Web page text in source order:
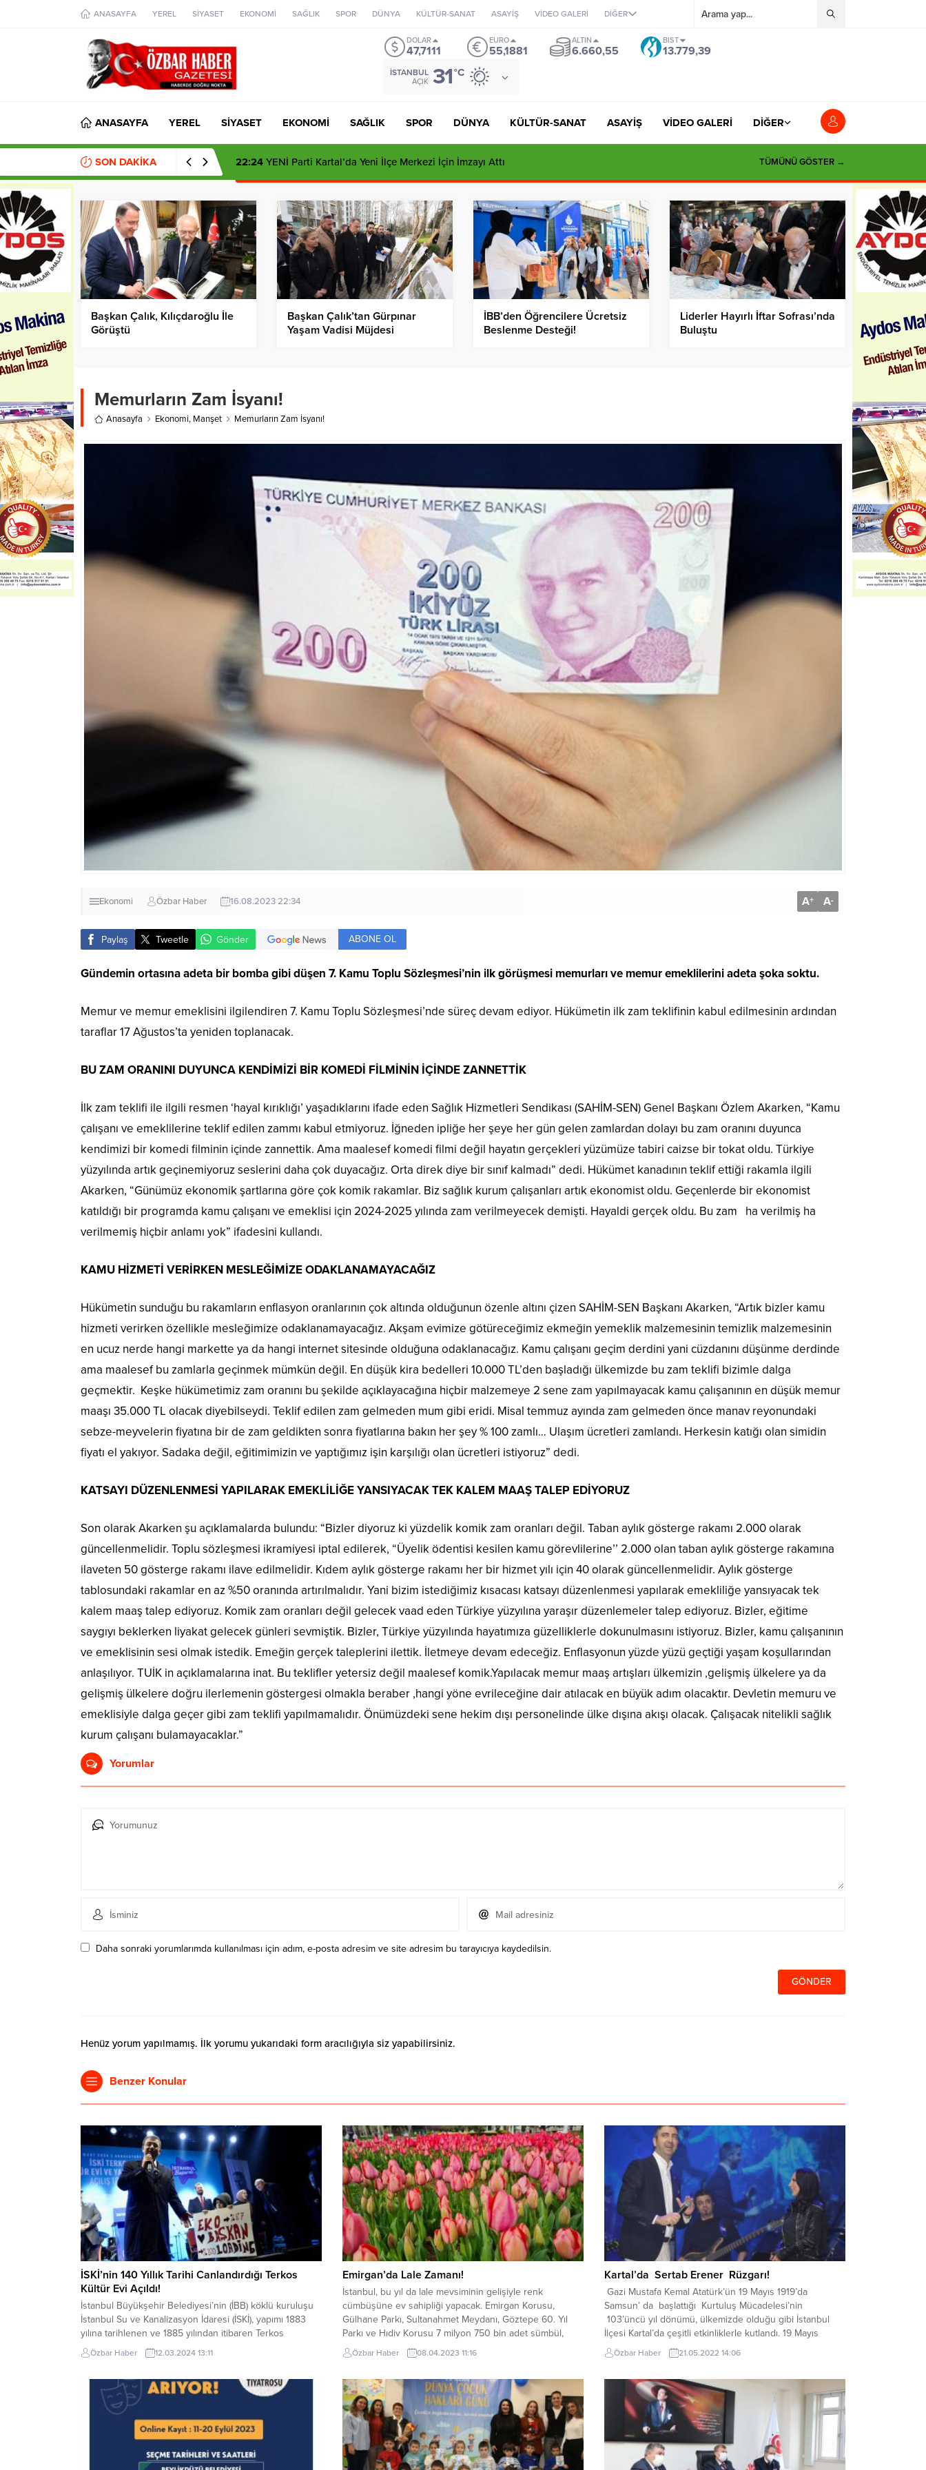
ANASAYFA YEREL SİYASET EKONOMİ SAĞLIK SPOR DÜNYA KÜLTÜR-SANAT ASAYİŞ VİDEO GALERİ DİĞER
DOLAR
47,7111
EURO
55,1881
ALTIN
6.660,55
BIST
13.779,39
İSTANBUL
AÇIK 31°C
ANASAYFA YEREL SİYASET EKONOMİ SAĞLIK SPOR DÜNYA KÜLTÜR-SANAT ASAYİŞ VİDEO GALERİ DİĞER
SON DAKİKA 22:24 YENİ Parti Kartal’da Yeni İlçe Merkezi İçin İmzayı Attı TÜMÜNÜ GÖSTER →
Başkan Çalık, Kılıçdaroğlu İle
Görüştü
Başkan Çalık’tan Gürpınar
Yaşam Vadisi Müjdesi
İBB’den Öğrencilere Ücretsiz
Beslenme Desteği!
Liderler Hayırlı İftar Sofrası’nda
Buluştu
Memurların Zam İsyanı!
Anasayfa Ekonomi, Manşet Memurların Zam İsyanı!
Ekonomi Özbar Haber 16.08.2023 22:34 A+ A-
Paylaş Tweetle Gönder ABONE OL
Gündemin ortasına adeta bir bomba gibi düşen 7. Kamu Toplu Sözleşmesi’nin ilk görüşmesi memurları ve memur emeklilerini adeta şoka soktu.
Memur ve memur emeklisini ilgilendiren 7. Kamu Toplu Sözleşmesi’nde süreç devam ediyor. Hükümetin ilk zam teklifinin kabul edilmesinin ardından
taraflar 17 Ağustos’ta yeniden toplanacak.
BU ZAM ORANINI DUYUNCA KENDİMİZİ BİR KOMEDİ FİLMİNİN İÇİNDE ZANNETTİK
İlk zam teklifi ile ilgili resmen ‘hayal kırıklığı’ yaşadıklarını ifade eden Sağlık Hizmetleri Sendikası (SAHİM-SEN) Genel Başkanı Özlem Akarken, “Kamu
çalışanı ve emeklilerine teklif edilen zammı kabul etmiyoruz. İğneden ipliğe her şeye her gün gelen zamlardan dolayı bu zam oranını duyunca
kendimizi bir komedi filminin içinde zannettik. Ama maalesef komedi filmi değil hayatın gerçekleri yüzümüze tabiri caizse bir tokat oldu. Türkiye
yüzyılında artık geçinemiyoruz seslerini daha çok duyacağız. Orta direk diye bir sınıf kalmadı” dedi. Hükümet kanadının teklif ettiği rakamla ilgili
Akarken, “Günümüz ekonomik şartlarına göre çok komik rakamlar. Biz sağlık kurum çalışanları artık ekonomist oldu. Geçenlerde bir ekonomist
katıldığı bir programda kamu çalışanı ve emeklisi için 2024-2025 yılında zam verilmeyecek demişti. Hayaldi gerçek oldu. Bu zam ha verilmiş ha
verilmemiş hiçbir anlamı yok” ifadesini kullandı.
KAMU HİZMETİ VERİRKEN MESLEĞİMİZE ODAKLANAMAYACAĞIZ
Hükümetin sunduğu bu rakamların enflasyon oranlarının çok altında olduğunun özenle altını çizen SAHİM-SEN Başkanı Akarken, “Artık bizler kamu
hizmeti verirken özellikle mesleğimize odaklanamayacağız. Akşam evimize götüreceğimiz ekmeğin yemeklik malzemesinin temizlik malzemesinin
en ucuz nerde hangi markette ya da hangi internet sitesinde olduğuna odaklanacağız. Kamu çalışanı geçim derdini yani cüzdanını düşünme derdinde
ama maalesef bu zamlarla geçinmek mümkün değil. En düşük kira bedelleri 10.000 TL’den başladığı ülkemizde bu zam teklifi bizimle dalga
geçmektir. Keşke hükümetimiz zam oranını bu şekilde açıklayacağına hiçbir malzemeye 2 sene zam yapılmayacak kamu çalışanının en düşük memur
maaşı 35.000 TL olacak diyebilseydi. Teklif edilen zam gelmeden mum gibi eridi. Misal temmuz ayında zam gelmeden önce manav reyonundaki
sebze-meyvelerin fiyatına bir de zam geldikten sonra fiyatlarına bakın her şey % 100 zamlı… Ulaşım ücretleri zamlandı. Herkesin katığı olan simidin
fiyatı el yakıyor. Sadaka değil, eğitimimizin ve yaptığımız işin karşılığı olan ücretleri istiyoruz” dedi.
KATSAYI DÜZENLENMESİ YAPILARAK EMEKLİLİĞE YANSIYACAK TEK KALEM MAAŞ TALEP EDİYORUZ
Son olarak Akarken şu açıklamalarda bulundu: “Bizler diyoruz ki yüzdelik komik zam oranları değil. Taban aylık gösterge rakamı 2.000 olarak
güncellenmelidir. Toplu sözleşmesi ikramiyesi iptal edilerek, “Üyelik ödentisi kesilen kamu görevlilerine’’ 2.000 olan taban aylık gösterge rakamına
ilaveten 50 gösterge rakamı ilave edilmelidir. Kıdem aylık gösterge rakamı her bir hizmet yılı için 40 olarak güncellenmelidir. Aylık gösterge
tablosundaki rakamlar en az %50 oranında artırılmalıdır. Yani bizim istediğimiz kısacası katsayı düzenlenmesi yapılarak emekliliğe yansıyacak tek
kalem maaş talep ediyoruz. Komik zam oranları değil gelecek vaad eden Türkiye yüzyılına yaraşır düzenlemeler talep ediyoruz. Bizler, eğitime
saygıyı beklerken liyakat gelecek günleri sevmiştik. Bizler, Türkiye yüzyılında hayatımıza güzelliklerle dokunulmasını istiyoruz. Bizler, kamu çalışanının
ve emeklisinin sesi olmak istedik. Emeğin gerçek taleplerini ilettik. İletmeye devam edeceğiz. Enflasyonun yüzde yüzü geçtiği yaşam koşullarından
anlaşılıyor. TUİK in açıklamalarına inat. Bu teklifler yetersiz değil maalesef komik.Yapılacak memur maaş artışları ülkemizin ,gelişmiş ülkelere ya da
gelişmiş ülkelere doğru ilerlemenin göstergesi olmakla beraber ,hangi yöne evrileceğine dair atılacak en büyük adım olacaktır. Devletin memuru ve
emeklisiyle dalga geçer gibi zam teklifi yapılmamalıdır. Önümüzdeki sene hekim dışı personelinde ülke dışına akışı olacak. Çalışacak nitelikli sağlık
kurum çalışanı bulamayacaklar.”
Yorumlar
Daha sonraki yorumlarımda kullanılması için adım, e-posta adresim ve site adresim bu tarayıcıya kaydedilsin.
Henüz yorum yapılmamış. İlk yorumu yukarıdaki form aracılığıyla siz yapabilirsiniz.
Benzer Konular
İSKİ’nin 140 Yıllık Tarihi Canlandırdığı Terkos
Kültür Evi Açıldı!
İstanbul Büyükşehir Belediyesi’nin (İBB) köklü kuruluşu
İstanbul Su ve Kanalizasyon İdaresi (İSKİ), yapımı 1883
yılına tarihlenen ve 1885 yılından itibaren Terkos
Gölü’nden İstanbul’a su gönderen, Osmanlı döneminin
ilk modern su tesisi pompa istasyonunu, kaderine terk
hayatına kazandırılan “Terkos Kültür Evi”, İBB Başkanı
Ekrem...
Özbar Haber 12.03.2024 13:11
Emirgan’da Lale Zamanı!
İstanbul, bu yıl da lale mevsiminin gelişiyle renk
cümbüşüne ev sahipliği yapacak. Emirgan Korusu,
Gülhane Parkı, Sultanahmet Meydanı, Göztepe 60. Yıl
Parkı ve Hıdiv Korusu 7 milyon 750 bin adet sümbül,
nergis, muscari ve lalenin eşsiz güzelliğiyle süslenecek.
15 Nisan’da başlayacak etkinliklerde çocuk gösterileri,
Özbar Haber 08.04.2023 11:16
Kartal’da Sertab Erener Rüzgarı!
Gazi Mustafa Kemal Atatürk’ün 19 Mayıs 1919’da
Samsun’ da başlattığı Kurtuluş Mücadelesi’nin
103’üncü yıl dönümü, ülkemizde olduğu gibi İstanbul
İlçesi Kartal’da çeşitli etkinliklerle kutlandı. 19 Mayıs
Atatürk’ü Anma, Gençlik ve Spor Bayramı kutlamaları
çerçevesinde Kartal Belediyesi tarafından, Spor
Başkan Gökhan Yüksel’in ve Başkan yardımcılarının...
Özbar Haber 21.05.2022 14:06